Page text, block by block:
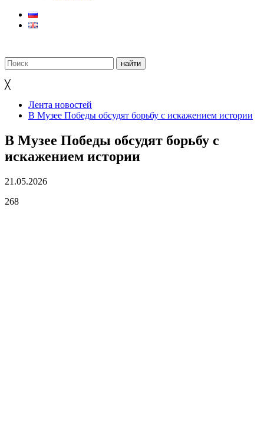
╳
Лента новостей
В Музее Победы обсудят борьбу с искажением истории
В Музее Победы обсудят борьбу с
искажением истории
21.05.2026
268